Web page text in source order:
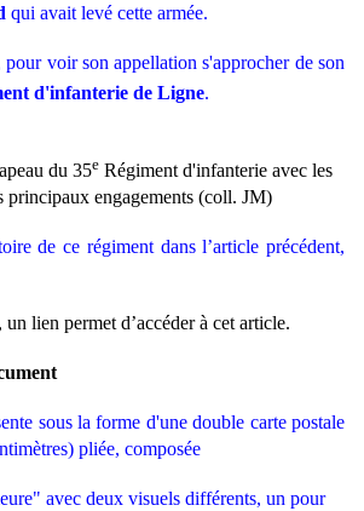
qui avait levé cette armée.
voir son appellation s'approcher de son
d'infanterie de Ligne.
du 35e Régiment d'infanterie avec les
principaux engagements (coll. JM)
de ce régiment dans l’article précédent,
lien permet d’accéder à cet article.
sous la forme d'une double carte postale
pliée, composée
avec deux visuels différents, un pour